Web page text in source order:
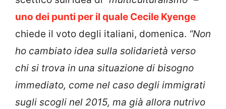
uno dei punti per il quale Cecile Kyenge
chiede il voto degli italiani, domenica. “Non
ho cambiato idea sulla solidarietà verso
chi si trova in una situazione di bisogno
immediato, come nel caso degli immigrati
sugli scogli nel 2015, ma già allora nutrivo